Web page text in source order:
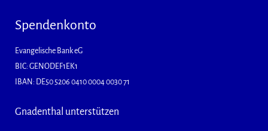
Spendenkonto
Evangelische Bank eG
BIC: GENODEF1EK1
IBAN: DE50 5206 0410 0004 0030 71
Gnadenthal unterstützen